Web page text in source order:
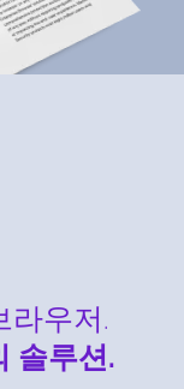
라우저.
솔루션.